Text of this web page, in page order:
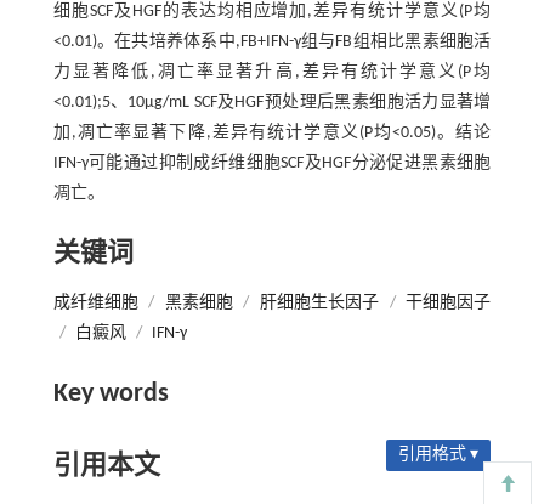
细胞SCF及HGF的表达均相应增加,差异有统计学意义(P均
<0.01)。在共培养体系中,FB+IFN-γ组与FB组相比黑素细胞活
力显著降低,凋亡率显著升高,差异有统计学意义(P均
<0.01);5、10μg/mL SCF及HGF预处理后黑素细胞活力显著增
加,凋亡率显著下降,差异有统计学意义(P均<0.05)。结论
IFN-γ可能通过抑制成纤维细胞SCF及HGF分泌促进黑素细胞
凋亡。
关键词
成纤维细胞 / 黑素细胞 / 肝细胞生长因子 / 干细胞因子
/
白癜风 / IFN-γ
Key words
引用本文 引用格式 ▾